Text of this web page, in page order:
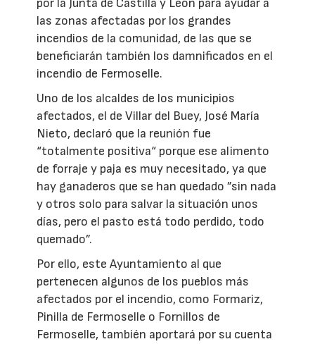
por la Junta de Castilla y León para ayudar a
las zonas afectadas por los grandes
incendios de la comunidad, de las que se
beneficiarán también los damnificados en el
incendio de Fermoselle.
Uno de los alcaldes de los municipios
afectados, el de Villar del Buey, José María
Nieto, declaró que la reunión fue
“totalmente positiva“ porque ese alimento
de forraje y paja es muy necesitado, ya que
hay ganaderos que se han quedado ”sin nada
y otros solo para salvar la situación unos
días, pero el pasto está todo perdido, todo
quemado”.
Por ello, este Ayuntamiento al que
pertenecen algunos de los pueblos más
afectados por el incendio, como Formariz,
Pinilla de Fermoselle o Fornillos de
Fermoselle, también aportará por su cuenta